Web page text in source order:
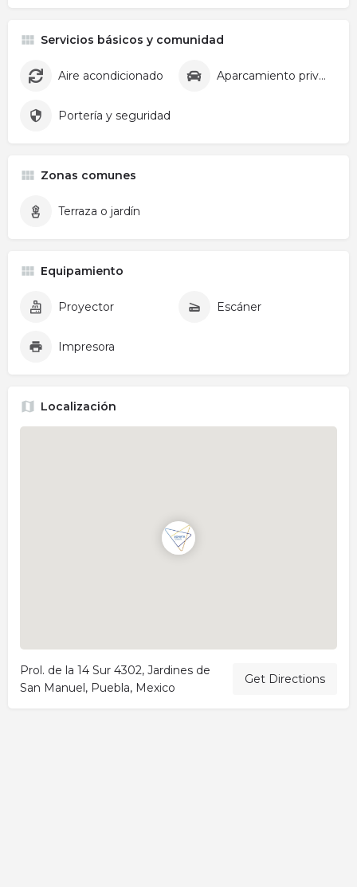
Servicios básicos y comunidad
Aire acondicionado Aparcamiento privado
Portería y seguridad
Zonas comunes
Terraza o jardín
Equipamiento
Proyector Escáner
Impresora
Localización
Prol. de la 14 Sur 4302, Jardines de
San Manuel, Puebla, Mexico
Get Directions